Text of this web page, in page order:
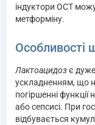
індуктори OCT
метформіну.
Особливості
Лактоацидозє
ускладненням, що
погіршенні
або сепсисі. При
відбувається